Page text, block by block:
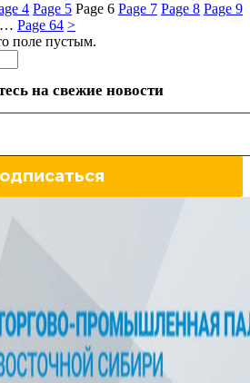
4 Page 5 Page 6 Page 7 Page 8 Page 9
… Page 64 >
поле пустым.
на свежие новости